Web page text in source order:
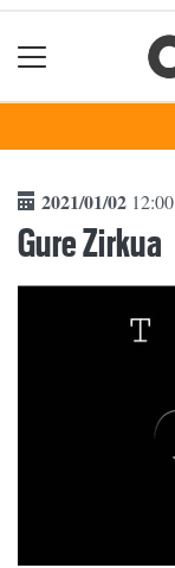
2021/01/02
Gure Zirkua